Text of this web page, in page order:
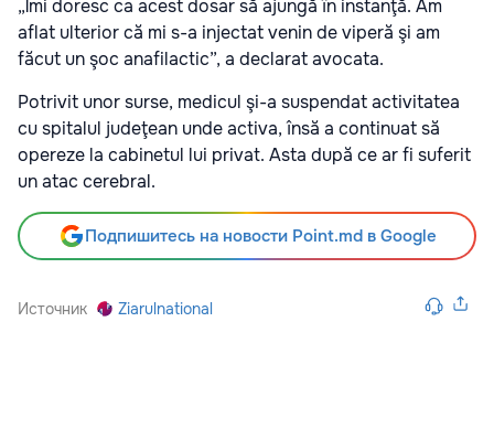
„Îmi doresc ca acest dosar să ajungă în instanţă. Am
aflat ulterior că mi s-a injectat venin de viperă şi am
făcut un şoc anafilactic”, a declarat avocata.
Potrivit unor surse, medicul şi-a suspendat activitatea
cu spitalul judeţean unde activa, însă a continuat să
opereze la cabinetul lui privat. Asta după ce ar fi suferit
un atac cerebral.
Подпишитесь на новости Point.md в Google
Источник Ziarulnational